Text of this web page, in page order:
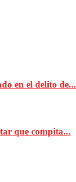
en el delito de...
que compita...